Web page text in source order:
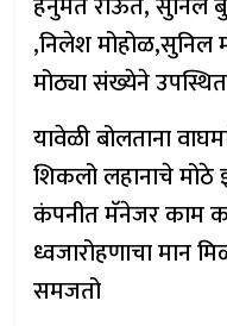
,निलेश मोहोळ,सुनिल
मोठ्या संख्येने
यावेळी बोलताना
शिकलो लहानाचे
कंपनीत मॅनेजर काम
ध्वजारोहणाचा मान
समजतो